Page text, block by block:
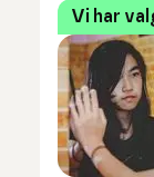
Vi har